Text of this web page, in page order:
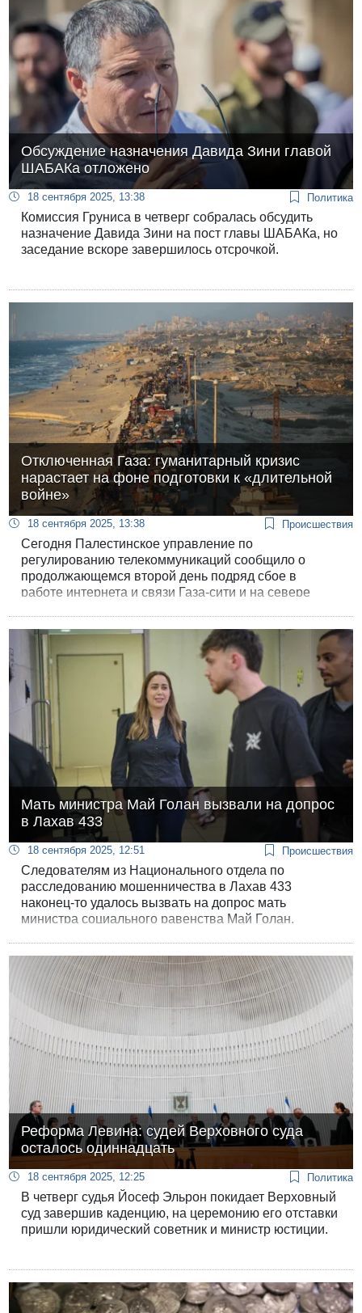
Обсуждение назначения Давида Зини главой
ШАБАКа отложено
18 сентября 2025, 13:38 Политика
Комиссия Груниса в четверг собралась обсудить
назначение Давида Зини на пост главы ШАБАКа, но
заседание вскоре завершилось отсрочкой.
Отключенная Газа: гуманитарный кризис
нарастает на фоне подготовки к «длительной
войне»
18 сентября 2025, 13:38 Происшествия
Сегодня Палестинское управление по
регулированию телекоммуникаций сообщило о
продолжающемся второй день подряд сбое в
работе интернета и связи Газа-сити и на севере
из-за продолжающихся израильских атак на
инфраструктуру сети».
Мать министра Май Голан вызвали на допрос
в Лахав 433
18 сентября 2025, 12:51 Происшествия
Следователям из Национального отдела по
расследованию мошенничества в Лахав 433
наконец-то удалось вызвать на допрос мать
министра социального равенства Май Голан.
вызов.
Реформа Левина: судей Верховного суда
осталось одиннадцать
18 сентября 2025, 12:25 Политика
В четверг судья Йосеф Эльрон покидает Верховный
суд завершив каденцию, на церемонию его отставки
пришли юридический советник и министр юстиции.